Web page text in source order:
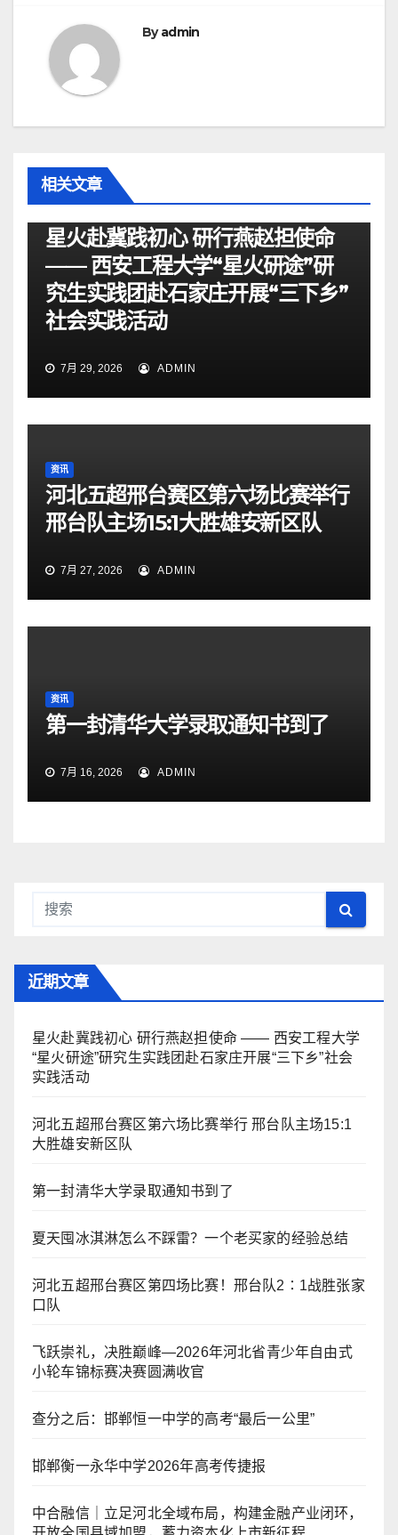
Byadmin
相关文章
星火赴冀践初心 研行燕赵担使命
—— 西安工程大学“星火研途”研
究生实践团赴石家庄开展“三下乡”
社会实践活动
7月 29, 2026 ADMIN
资讯
河北五超邢台赛区第六场比赛举行
邢台队主场15:1大胜雄安新区队
7月 27, 2026 ADMIN
资讯
第一封清华大学录取通知书到了
7月 16, 2026 ADMIN
近期文章
星火赴冀践初心 研行燕赵担使命 —— 西安工程大学
“星火研途”研究生实践团赴石家庄开展“三下乡”社会
实践活动
河北五超邢台赛区第六场比赛举行 邢台队主场15:1
大胜雄安新区队
第一封清华大学录取通知书到了
夏天囤冰淇淋怎么不踩雷？一个老买家的经验总结
河北五超邢台赛区第四场比赛！邢台队2∶1战胜张家
口队
飞跃崇礼，决胜巅峰—2026年河北省青少年自由式
小轮车锦标赛决赛圆满收官
查分之后：邯郸恒一中学的高考“最后一公里”
邯郸衡一永华中学2026年高考传捷报
中合融信｜立足河北全域布局，构建金融产业闭环，